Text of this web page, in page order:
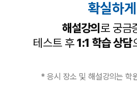
확실하
해설강의 로 궁금
테스트 후1:1 학습 상담
* 응시 장소 및 해설강의는 학